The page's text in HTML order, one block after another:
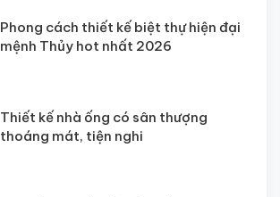
Phong cách thiết kế biệt thự hiện đại
mệnh Thủy hot nhất 2026
Thiết kế nhà ống có sân thượng
thoáng mát, tiện nghi